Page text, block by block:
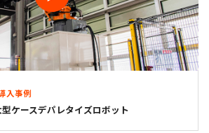
入事例
ケースデパレタイズロボット